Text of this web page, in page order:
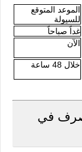
الموعد المتوقع
للسيولة
غداً صباحاً
الآن
خلال 48 ساعة
في